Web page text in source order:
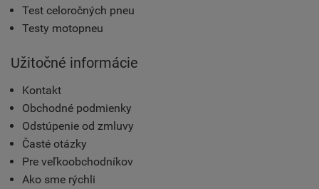
Test celoročných pneu
Testy motopneu
Užitočné informácie
Kontakt
Obchodné podmienky
Odstúpenie od zmluvy
Časté otázky
Pre veľkoobchodníkov
Ako sme rýchli